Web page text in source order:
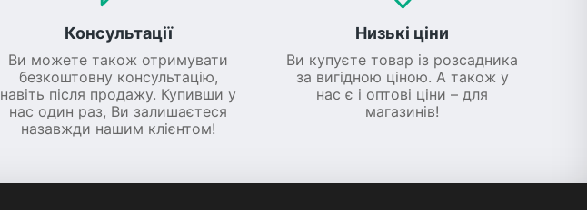
Консультації
Ви можете також отримувати
безкоштовну консультацію,
навіть після продажу. Купивши у
нас один раз, Ви залишаєтеся
назавжди нашим клієнтом!
Низькі ціни
Ви купуєте товар із розсадника
за вигідною ціною. А також у
нас є і оптові ціни – для
магазинів!